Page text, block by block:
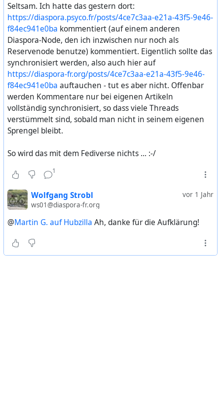
Seltsam. Ich hatte das gestern dort:
https://diaspora.psyco.fr/posts/4ce7c3aa-e21a-43f5-9e46-
f84ec941e0ba kommentiert (auf einem anderen
Diaspora-Node, den ich inzwischen nur noch als
Reservenode benutze) kommentiert. Eigentlich sollte das
synchronisiert werden, also auch hier auf
https://diaspora-fr.org/posts/4ce7c3aa-e21a-43f5-9e46-
f84ec941e0ba auftauchen - tut es aber nicht. Offenbar
werden Kommentare nur bei eigenen Artikeln
vollständig synchronisiert, so dass viele Threads
verstümmelt sind, sobald man nicht in seinem eigenen
Sprengel bleibt.
So wird das mit dem Fediverse nichts ... :-/
1
vor 1 Jahr
Wolfgang Strobl
ws01@diaspora-fr.org
@Martin G. auf Hubzilla Ah, danke für die Aufklärung!